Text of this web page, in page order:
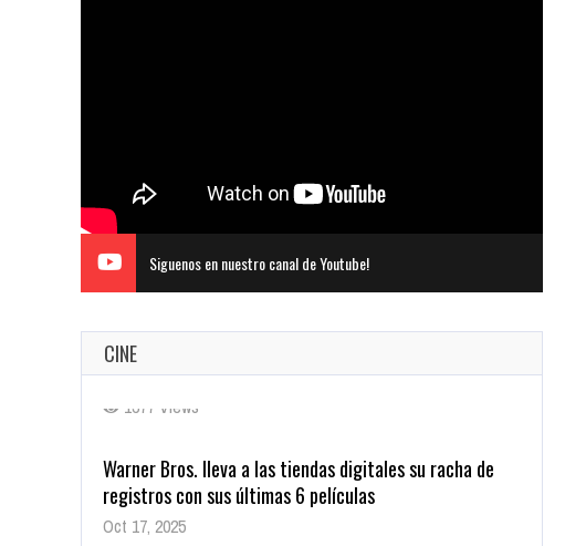
Siguenos en nuestro canal de Youtube!
CINE
registros con sus últimas 6 películas
Oct 17, 2025
1431 Views